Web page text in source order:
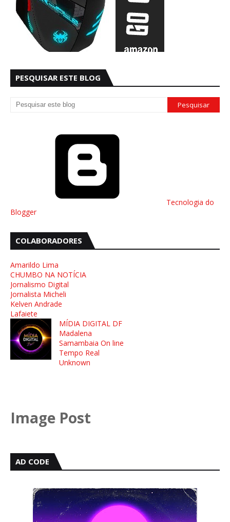
PESQUISAR ESTE BLOG
Tecnologia do
Blogger
COLABORADORES
Amarildo Lima
CHUMBO NA NOTÍCIA
Jornalismo Digital
Jornalista Micheli
Kelven Andrade
Lafaiete
MÍDIA DIGITAL DF
Madalena
Samambaia On line
Tempo Real
Unknown
Image Post
AD CODE